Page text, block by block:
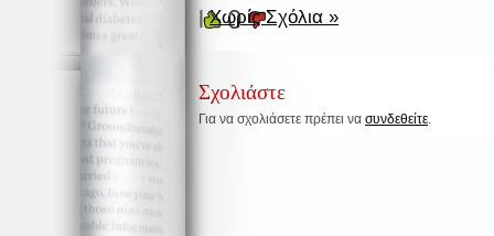
| Χωρίς Σχόλια »
0
Σχολιάστε
Για να σχολιάσετε πρέπει να συνδεθείτε